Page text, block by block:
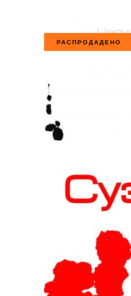
РАСПРОДАДЕНО